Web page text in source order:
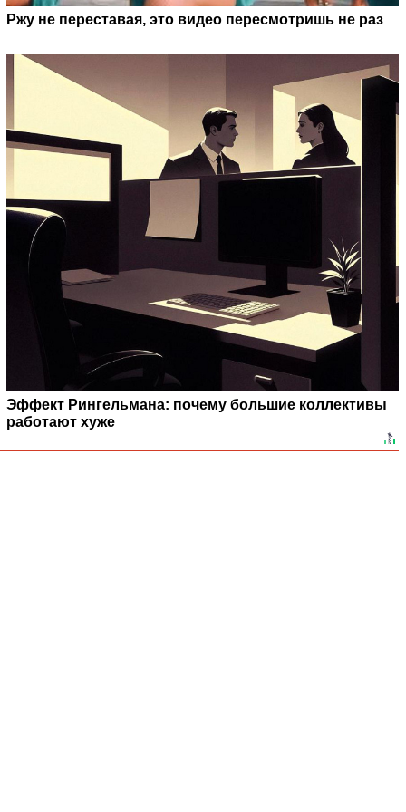
Ржу не переставая, это видео пересмотришь не раз
Эффект Рингельмана: почему большие коллективы
работают хуже